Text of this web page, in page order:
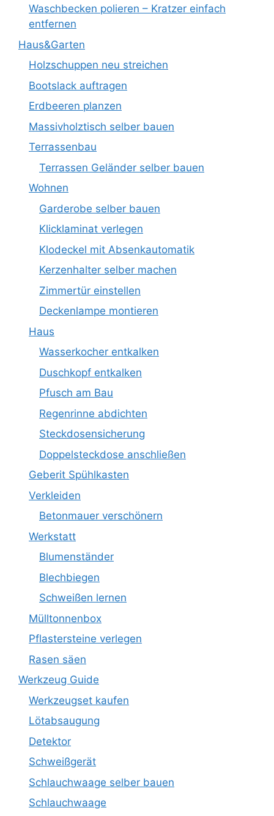
Waschbecken polieren – Kratzer einfach
entfernen
Haus&Garten
Holzschuppen neu streichen
Bootslack auftragen
Erdbeeren planzen
Massivholztisch selber bauen
Terrassenbau
Terrassen Geländer selber bauen
Wohnen
Garderobe selber bauen
Klicklaminat verlegen
Klodeckel mit Absenkautomatik
Kerzenhalter selber machen
Zimmertür einstellen
Deckenlampe montieren
Haus
Wasserkocher entkalken
Duschkopf entkalken
Pfusch am Bau
Regenrinne abdichten
Steckdosensicherung
Doppelsteckdose anschließen
Geberit Spühlkasten
Verkleiden
Betonmauer verschönern
Werkstatt
Blumenständer
Blechbiegen
Schweißen lernen
Mülltonnenbox
Pflastersteine verlegen
Rasen säen
Werkzeug Guide
Werkzeugset kaufen
Lötabsaugung
Detektor
Schweißgerät
Schlauchwaage selber bauen
Schlauchwaage